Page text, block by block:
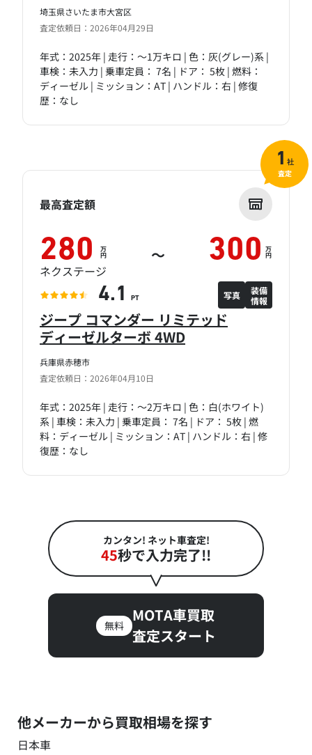
埼玉県さいたま市大宮区
査定依頼日：2026年04月29日
年式：2025年 | 走行：～1万キロ | 色：灰(グレー)系 |
車検：未入力 | 乗車定員： 7名 | ドア： 5枚 | 燃料：
ディーゼル | ミッション：AT | ハンドル：右 | 修復
歴：なし
兵庫県赤穂市
査定依頼日：2026年04月10日
ジープ コマンダー リミテッド
ディーゼルターボ 4WD
年式：2025年 | 走行：～2万キロ | 色：白(ホワイト)
系 | 車検：未入力 | 乗車定員： 7名 | ドア： 5枚 | 燃
料：ディーゼル | ミッション：AT | ハンドル：右 | 修
復歴：なし
最高査定額
280 万
円 ～ 300 万
円
ネクステージ
4.1 PT 写真
装備
情報
1 社
査定
カンタン! ネット車査定!
45秒で入力完了!!
無料
MOTA車買取
査定スタート
他メーカーから買取相場を探す
日本車